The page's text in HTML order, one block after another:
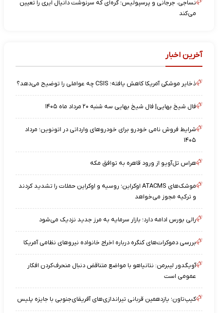
نساجی، جرجانی و پرسپولیس؛ گره‌ای که سرنوشت دانیال ایری را تعیین
می‌کند
آخرین اخبار
ذخایر موشکی آمریکا کاهش یافته؛ CSIS چه عواملی را توضیح می‌دهد؟
فال شیخ بهایی| فال شیخ بهایی سه شنبه ۲۰ مرداد ماه ۱۴۰۵
شرایط فروش نامی خودرو برای خودروهای وارداتی در اتونوین؛ مرداد
۱۴۰۵
هراس تل‌آویو از ورود قاهره به توافق مکه
موشک‌های ATACMS اوکراین؛ روسیه و اوکراین حملات را تشدید کردند
و ترکیه مجوز می‌خواهد
رالی بورس ادامه دارد؛ بازار سرمایه به مرز جدید نزدیک می‌شود
بررسی دموکرات‌های کنگره درباره اخراج خانواده نیروهای نظامی آمریکا
آویگدور لیبرمن: نتانیاهو با مواضع متناقض دنبال منحرف‌کردن افکار
عمومی است
کیپ‌تاون؛ یازدهمین قربانی تیراندازی‌های آفریقای‌جنوبی با جایزه پلیس